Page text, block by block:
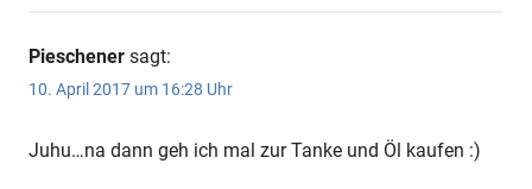
Pieschener sagt:
10. April 2017 um 16:28 Uhr
Juhu…na dann geh ich mal zur Tanke und Öl kaufen :)